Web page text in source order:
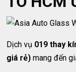
Dịch vụ 019 thay
giá rẻ) mang đến